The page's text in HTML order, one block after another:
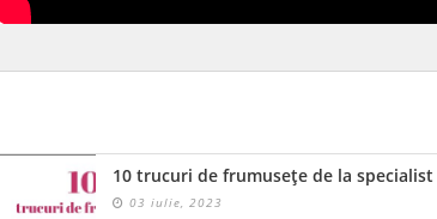
10 trucuri de frumusețe de la specialist
03 iulie, 2023